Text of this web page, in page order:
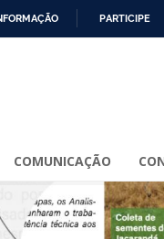
PARTICIPE
COMUNICAÇÃO